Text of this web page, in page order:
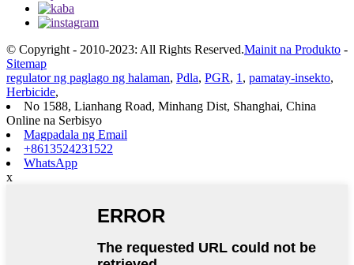
© Copyright - 2010-2023: All Rights Reserved.Mainit na Produkto -
Sitemap
regulator ng paglago ng halaman, Pdla, PGR, 1 , pamatay-insekto,
Herbicide,
No 1588, Lianhang Road, Minhang Dist, Shanghai, China
Online na Serbisyo
Magpadala ng Email
+8613524231522
WhatsApp
x